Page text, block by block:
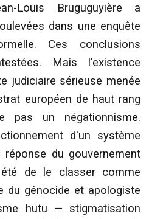
Louis Bruguguyière a
dans une enquête
Ces conclusions
Mais l'existence
judiciaire sérieuse menée
européen de haut rang
pas un négationnisme.
d'un système
réponse du gouvernement
de le classer comme
du génocide et apologiste
hutu — stigmatisation